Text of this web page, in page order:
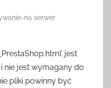
na serwer
jest
nie jest wymagany do
pliki powinny być